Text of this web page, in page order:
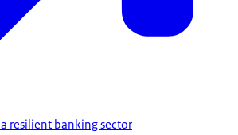
resilient banking sector